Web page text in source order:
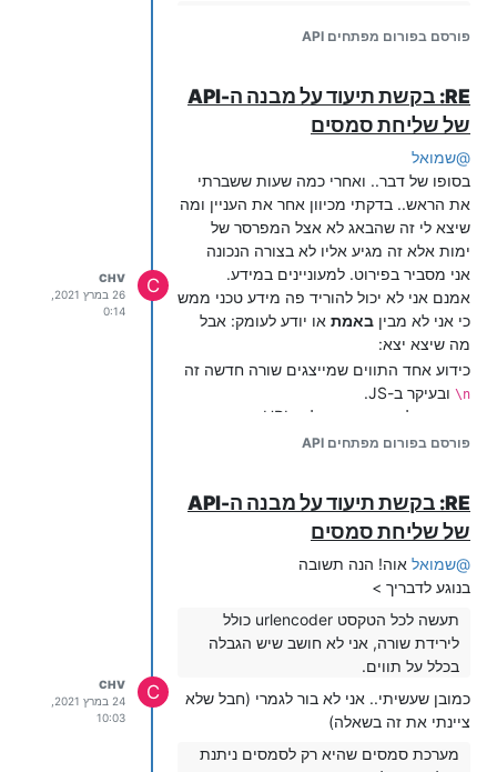
המשיח? יש מצב לעשות קומבינה דומה
שוב - זה לא קשור לימות המשיח (לכאורה,
מכיר אותם רק מלפני כמה ימים אבל ההיגיון
אומר ששירות כזה גם אם קיים יעלה לך סתם
כסף בזמן ש=)זה דבר שצריך להתבצע
בשירות חיצוני - תוכנה שתכתוב וכדו' -
שתעלה את הקובץ למערכת (זה כן יבוצע דרך
ה-API של ימות, ובחינם..)
פורסם בפורום מפתחים API
RE: בקשת תיעוד על מבנה ה-API
של שליחת סמסים
@שמואל
בסופו של דבר.. ואחרי כמה שעות ששברתי
את הראש.. בדקתי מכיוון אחר את העניין ומה
שיצא לי זה שהבאג לא אצל המפרסר של
ימות אלא זה מגיע אליו לא בצורה הנכונה
אני מסביר בפירוט. למעוניינים במידע.
אמנם אני לא יכול להוריד פה מידע טכני ממש
כי אני לא מבין באמת או יודע לעומק: אבל
מה שיצא יצא:
כידוע אחד התווים שמייצגים שורה חדשה זה
n\
ובעיקר ב-JS.
להיות escaped כלומר - שיהיה להם שני
סיבות (קשור כמובן לפרסור) ואני לא יודע אם
אני יכול בכלל להתחיל להסביר אותן.
מה שאני רוצה שיובן זה ש:
אם אכן הגיע הסטרינג
הוא יעשה שורה חדשה
הבעיה היא אכן לשלוח את התו הזה. מה
הבעיה? ככה: שהרי אנחנו צריכים לעשות
urlencode (נגיד בגאווהסקריפט זה
ככהencodeURI('string') ) לטקסט של
הURL עצמה ולא כאיזה משהו בתוך הבקשה
פורסם בפורום מפתחים API
C
CHV
0:14
RE: בקשת תיעוד על מבנה ה-API
של שליחת סמסים
@שמואל אוה! הנה תשובה
בנוגע לדבריך >
תעשה לכל הטקסט urlencoder כולל
לירידת שורה, אני לא חושב שיש הגבלה
בכלל על תווים.
כמובן שעשיתי.. אני לא בור לגמרי (חבל שלא
ציינתי את זה בשאלה)
מערכת סמסים שהיא רק לסמסים ניתנת
C
CHV
10:03